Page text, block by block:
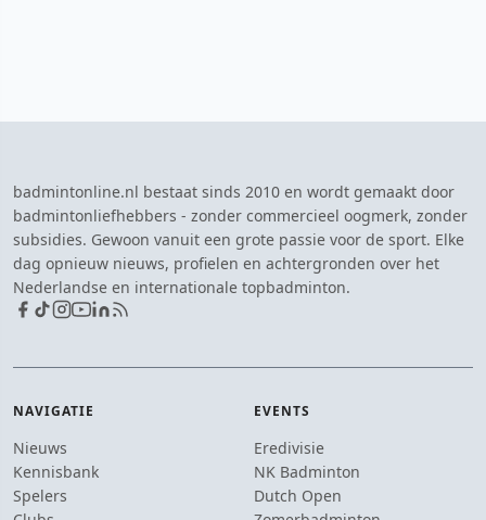
badmintonline.nl bestaat sinds 2010 en wordt gemaakt door
badmintonliefhebbers - zonder commercieel oogmerk, zonder
subsidies. Gewoon vanuit een grote passie voor de sport. Elke
dag opnieuw nieuws, profielen en achtergronden over het
Nederlandse en internationale topbadminton.
NAVIGATIE
Nieuws
Kennisbank
Spelers
EVENTS
Eredivisie
NK Badminton
Dutch Open